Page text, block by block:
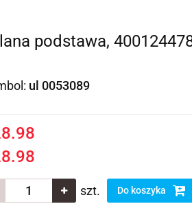
podstawa,
ul 0053089
szt. Do koszyka